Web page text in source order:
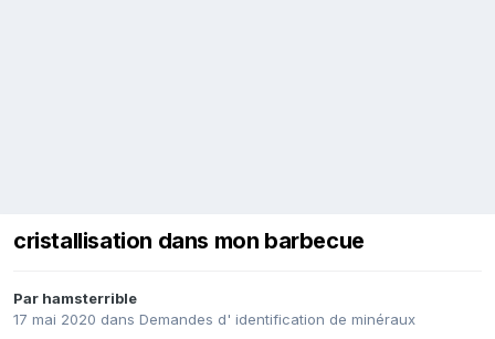
cristallisation dans mon barbecue
Par hamsterrible
17 mai 2020 dans Demandes d' identification de minéraux